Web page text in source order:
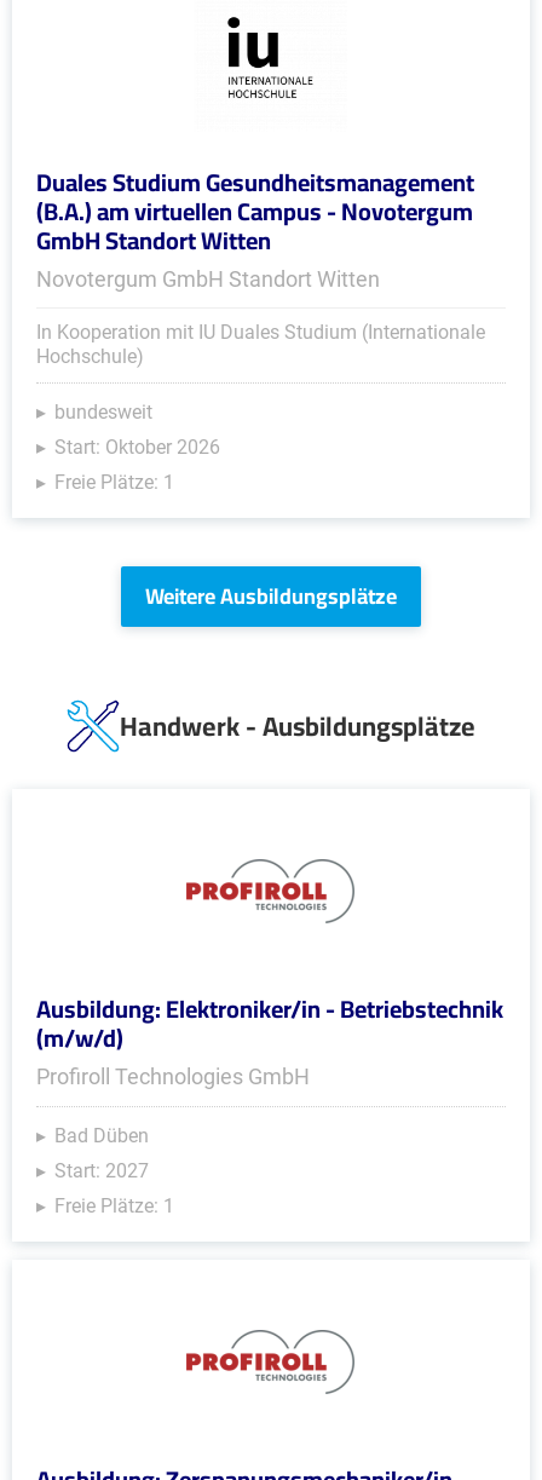
Duales Studium Gesundheitsmanagement
(B.A.) am virtuellen Campus - Novotergum
GmbH Standort Witten
Novotergum GmbH Standort Witten
In Kooperation mit IU Duales Studium (Internationale
Hochschule)
bundesweit
Start: Oktober 2026
Freie Plätze: 1
Weitere Ausbildungsplätze
Handwerk - Ausbildungsplätze
Ausbildung: Elektroniker/in - Betriebstechnik
(m/w/d)
Profiroll Technologies GmbH
Bad Düben
Start: 2027
Freie Plätze: 1